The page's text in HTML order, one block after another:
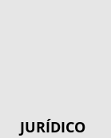
JURÍDICO